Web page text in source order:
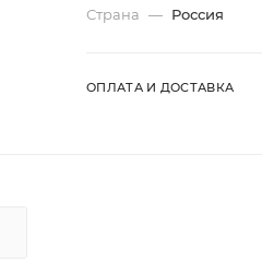
Страна — Россия
ОПЛАТА И ДОСТАВКА